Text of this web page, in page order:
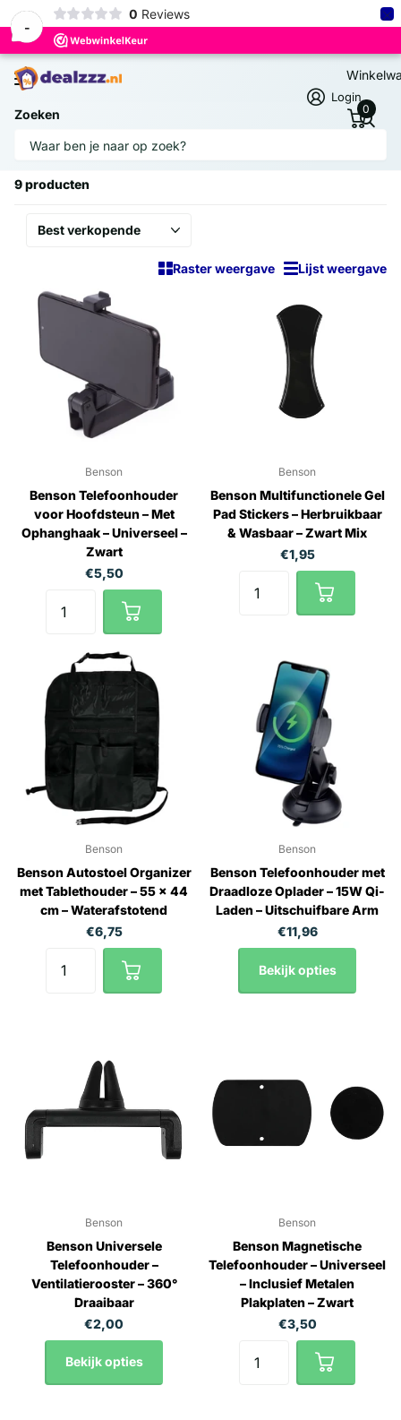
-
0 Reviews ×
Zoeken
Login
0
Homepage
Telefoon- & Multimediahouders
9 producten
Raster weergave Lijst weergave
Benson
Benson Telefoonhouder
voor Hoofdsteun – Met
Ophanghaak – Universeel –
Zwart
€5,50
Benson
Benson Multifunctionele Gel
Pad Stickers – Herbruikbaar
& Wasbaar – Zwart Mix
€1,95
Benson
Benson Autostoel Organizer
met Tablethouder – 55 x 44
cm – Waterafstotend
€6,75
Benson
Benson Telefoonhouder met
Draadloze Oplader – 15W Qi-
Laden – Uitschuifbare Arm
€11,96
Bekijk opties
Benson
Benson Universele
Telefoonhouder –
Ventilatierooster – 360°
Draaibaar
€2,00
Bekijk opties
Benson
Benson Magnetische
Telefoonhouder – Universeel
– Inclusief Metalen
Plakplaten – Zwart
€3,50